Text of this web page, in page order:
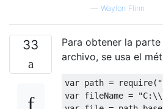
— Waylon Flinn
33
Para obtener la
archivo, se usa el
var path = require(
var fileName =